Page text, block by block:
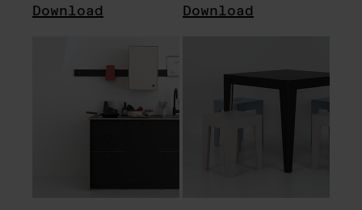
Download Download